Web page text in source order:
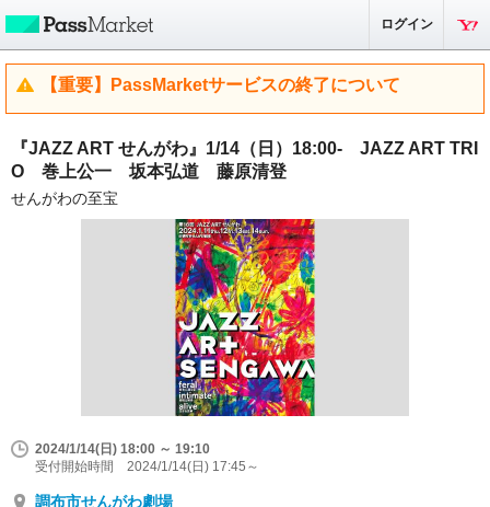
ログイン
【重要】PassMarketサービスの終了について
『JAZZ ART せんがわ』1/14（日）18:00- JAZZ ART TRI
O 巻上公一 坂本弘道 藤原清登
せんがわの至宝
2024/1/14(日) 18:00 ～ 19:10
受付開始時間 2024/1/14(日) 17:45～
調布市せんがわ劇場